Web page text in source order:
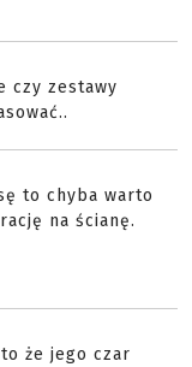
czy zestawy
to chyba warto
na ścianę.
że jego czar